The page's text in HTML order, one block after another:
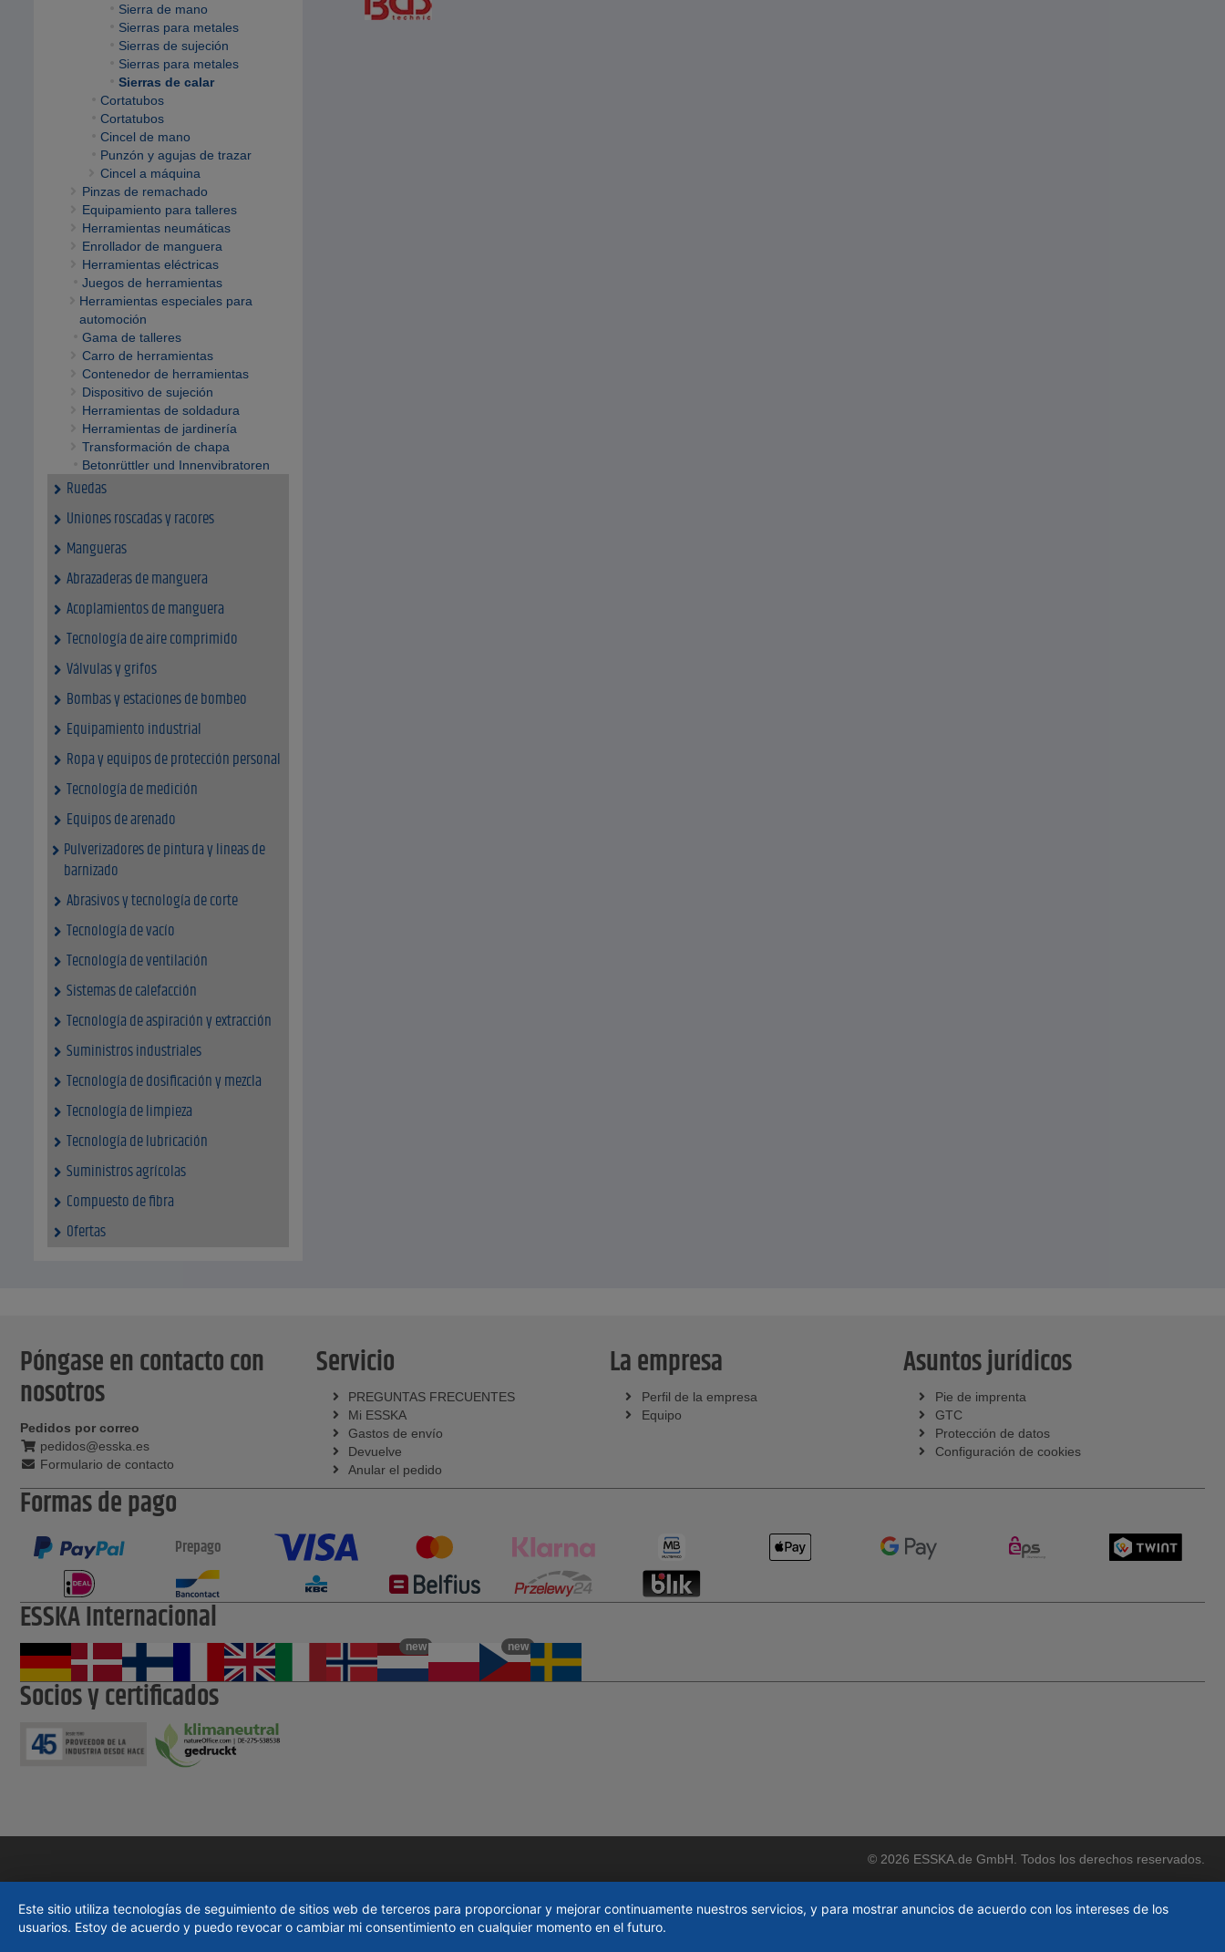
Sierra de mano
Sierras para metales
Sierras de sujeción
Sierras para metales
Sierras de calar
Cortatubos
Cortatubos
Cincel de mano
Punzón y agujas de trazar
Cincel a máquina
Pinzas de remachado
Equipamiento para talleres
Herramientas neumáticas
Enrollador de manguera
Herramientas eléctricas
Juegos de herramientas
Herramientas especiales para
automoción
Gama de talleres
Carro de herramientas
Contenedor de herramientas
Dispositivo de sujeción
Herramientas de soldadura
Herramientas de jardinería
Transformación de chapa
Betonrüttler und Innenvibratoren
Ruedas
Uniones roscadas y racores
Mangueras
Abrazaderas de manguera
Acoplamientos de manguera
Tecnología de aire comprimido
Válvulas y grifos
Bombas y estaciones de bombeo
Equipamiento industrial
Ropa y equipos de protección personal
Tecnología de medición
Equipos de arenado
Pulverizadores de pintura y lineas de
barnizado
Abrasivos y tecnología de corte
Tecnología de vacío
Tecnología de ventilación
Sistemas de calefacción
Tecnología de aspiración y extracción
Suministros industriales
Tecnología de dosificación y mezcla
Tecnología de limpieza
Tecnología de lubricación
Suministros agrícolas
Compuesto de fibra
Ofertas
Póngase en contacto con
nosotros
Pedidos por correo
pedidos@esska.es
Formulario de contacto
Servicio
PREGUNTAS FRECUENTES
Mi ESSKA
Gastos de envío
Devuelve
Anular el pedido
La empresa
Perfil de la empresa
Equipo
Asuntos jurídicos
Pie de imprenta
GTC
Protección de datos
Configuración de cookies
Formas de pago
Prepago
ESSKA Internacional
new new
Socios y certificados
© 2026 ESSKA.de GmbH. Todos los derechos reservados.
Este sitio utiliza tecnologías de seguimiento de sitios web de terceros para proporcionar y mejorar continuamente nuestros servicios, y para mostrar anuncios de acuerdo con los intereses de los
usuarios. Estoy de acuerdo y puedo revocar o cambiar mi consentimiento en cualquier momento en el futuro.